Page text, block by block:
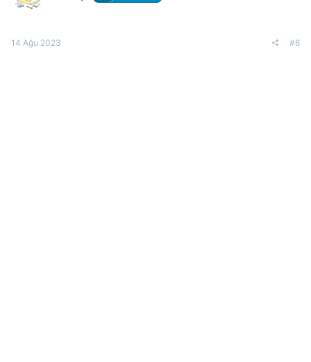
14 Ağu 2023 #6